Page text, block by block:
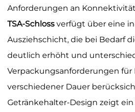
Anforderungen an
TSA-Schloss verfügt über eine
Ausziehschicht, die bei Bedarf
deutlich erhöht und
Verpackungsanforderungen für
verschiedener Dauer
Getränkehalter-Design zeigt ein